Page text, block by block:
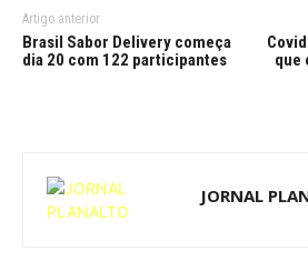
Artigo anterior
Brasil Sabor Delivery começa
dia 20 com 122 participantes
que
JORNAL